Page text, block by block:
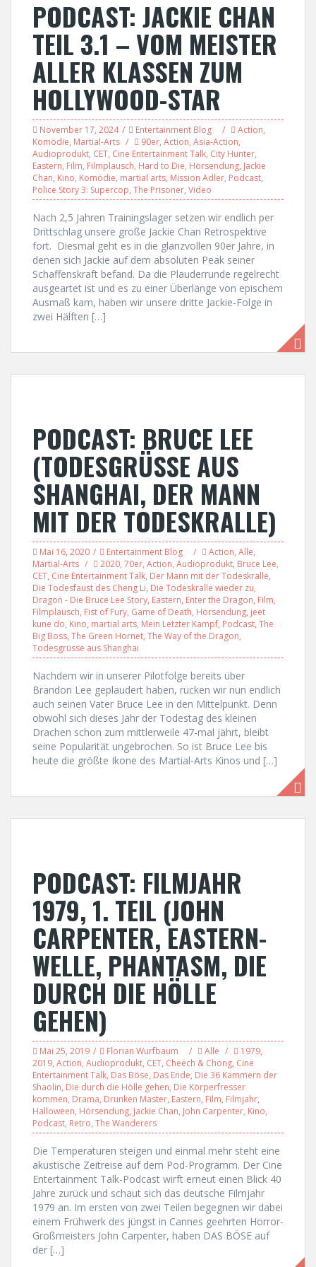
PODCAST: JACKIE CHAN
TEIL 3.1 – VOM MEISTER
ALLER KLASSEN ZUM
HOLLYWOOD-STAR
November 17, 2024 Entertainment Blog Action,
Komödie, Martial-Arts 90er, Action, Asia-Action,
Audioprodukt, CET, Cine Entertainment Talk, City Hunter,
Eastern, Film, Filmplausch, Hard to Die, Hörsendung, Jackie
Chan, Kino, Komödie, martial arts, Mission Adler, Podcast,
Police Story 3: Supercop, The Prisoner, Video
Nach 2,5 Jahren Trainingslager setzen wir endlich per
Drittschlag unsere große Jackie Chan Retrospektive
fort. Diesmal geht es in die glanzvollen 90er Jahre, in
denen sich Jackie auf dem absoluten Peak seiner
Schaffenskraft befand. Da die Plauderrunde regelrecht
ausgeartet ist und es zu einer Überlänge von epischem
Ausmaß kam, haben wir unsere dritte Jackie-Folge in
zwei Hälften […]
PODCAST: BRUCE LEE
(TODESGRÜSSE AUS
SHANGHAI, DER MANN
MIT DER TODESKRALLE)
Mai 16, 2020 Entertainment Blog Action, Alle,
Martial-Arts
2020, 70er, Action, Audioprodukt, Bruce Lee,
CET, Cine Entertainment Talk, Der Mann mit der Todeskralle,
Die Todesfaust des Cheng Li, Die Todeskralle wieder zu,
Dragon - Die Bruce Lee Story, Eastern, Enter the Dragon, Film,
Filmplausch, Fist of Fury, Game of Death, Hörsendung, jeet
kune do, Kino, martial arts, Mein Letzter Kampf, Podcast, The
Big Boss, The Green Hornet, The Way of the Dragon,
Todesgrüsse aus Shanghai
Nachdem wir in unserer Pilotfolge bereits über
Brandon Lee geplaudert haben, rücken wir nun endlich
auch seinen Vater Bruce Lee in den Mittelpunkt. Denn
obwohl sich dieses Jahr der Todestag des kleinen
Drachen schon zum mittlerweile 47-mal jährt, bleibt
seine Popularität ungebrochen. So ist Bruce Lee bis
heute die größte Ikone des Martial-Arts Kinos und […]
PODCAST: FILMJAHR
1979, 1. TEIL (JOHN
CARPENTER, EASTERN-
WELLE, PHANTASM, DIE
DURCH DIE HÖLLE
GEHEN)
Mai 25, 2019 Florian Wurfbaum Alle 1979,
2019, Action, Audioprodukt, CET, Cheech & Chong, Cine
Entertainment Talk, Das Böse, Das Ende, Die 36 Kammern der
Shaolin, Die durch die Hölle gehen, Die Körperfresser
kommen, Drama, Drunken Master, Eastern, Film, Filmjahr,
Halloween, Hörsendung, Jackie Chan, John Carpenter, Kino,
Podcast, Retro, The Wanderers
Die Temperaturen steigen und einmal mehr steht eine
akustische Zeitreise auf dem Pod-Programm. Der Cine
Entertainment Talk-Podcast wirft erneut einen Blick 40
Jahre zurück und schaut sich das deutsche Filmjahr
1979 an. Im ersten von zwei Teilen begegnen wir dabei
einem Frühwerk des jüngst in Cannes geehrten Horror-
Großmeisters John Carpenter, haben DAS BÖSE auf
der […]